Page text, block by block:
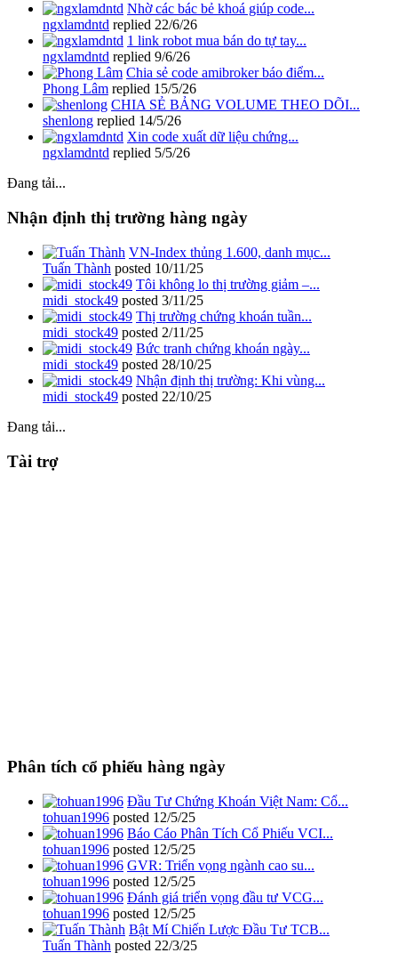
Nhờ các bác bẻ khoá giúp code...
ngxlamdntd replied 22/6/26
1 link robot mua bán do tự tay...
ngxlamdntd replied 9/6/26
Chia sẻ code amibroker báo điểm...
Phong Lâm replied 15/5/26
CHIA SẺ BẢNG VOLUME THEO DÕI...
shenlong replied 14/5/26
Xin code xuất dữ liệu chứng...
ngxlamdntd replied 5/5/26
Đang tải...
Nhận định thị trường hàng ngày
VN-Index thủng 1.600, danh mục...
Tuấn Thành posted 10/11/25
Tôi không lo thị trường giảm –...
midi_stock49 posted 3/11/25
Thị trường chứng khoán tuần...
midi_stock49 posted 2/11/25
Bức tranh chứng khoán ngày...
midi_stock49 posted 28/10/25
Nhận định thị trường: Khi vùng...
midi_stock49 posted 22/10/25
Đang tải...
Tài trợ
Phân tích cổ phiếu hàng ngày
Đầu Tư Chứng Khoán Việt Nam: Cổ...
tohuan1996 posted 12/5/25
Báo Cáo Phân Tích Cổ Phiếu VCI...
tohuan1996 posted 12/5/25
GVR: Triển vọng ngành cao su...
tohuan1996 posted 12/5/25
Đánh giá triển vọng đầu tư VCG...
tohuan1996 posted 12/5/25
Bật Mí Chiến Lược Đầu Tư TCB...
Tuấn Thành posted 22/3/25